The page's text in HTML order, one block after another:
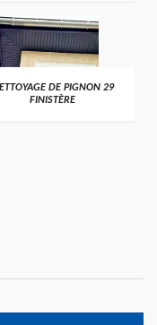
DE PIGNON 29
FINISTÈRE